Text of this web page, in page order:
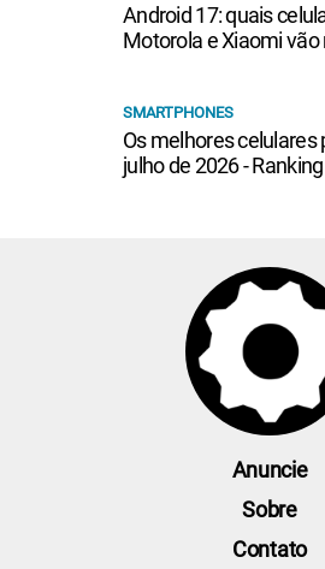
Android 17: quais
Motorola e Xiaomi vão
SMARTPHONES
Os melhores celulares
julho de 2026 -
Anuncie
Sobre
Contato